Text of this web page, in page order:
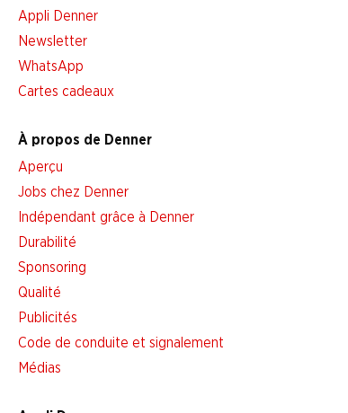
Appli Denner
Newsletter
WhatsApp
Cartes cadeaux
À propos de Denner
Aperçu
Jobs chez Denner
Indépendant grâce à Denner
Durabilité
Sponsoring
Qualité
Publicités
Code de conduite et signalement
Médias